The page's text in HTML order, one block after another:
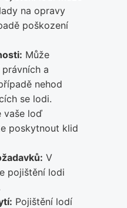
na opravy
poškození
Může
a
nehod
se lodi.
vaše loď
poskytnout klid
V
pojištění lodi
Pojištění lodí